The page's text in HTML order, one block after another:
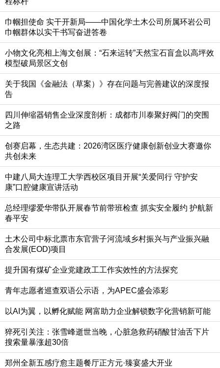
巾帼担使命 实干开新局——中国化学土木公司所属环岩公司
巾帼群体以实干书写奋进答卷
小物文化亮相上海文创展：“石来运转”天然宝石盲盒以高坪效
模型破局景区文创
关于我国《金融法（草案）》存在问题与完善建议的深度报
告
四川伸缩器销售企业深度剖析：成都市川泰聚好阀门的突围
之路
创赛启幕，生态共建：2026湾区医疗健康创新创业大赛邀你
共创未来
中建八局大连理工大学西校区项目开展“关爱同行 守护安
康”口腔健康宣讲活动
总经理缪爱华带队开展春节前带班检查 抓实安全履约 护航新
春平安
土木公司中标北票市东官营子河流域乡村振兴与产业振兴融
合发展(EOD)项目
提升国有煤矿企业党建政工工作实效性的方法探究
青年志愿者巡查双语公示语，为APEC盛会添彩
以AI为翼，以孵化赋能 网富助力企业解锁数字化营销新可能
猝死引关注：张雪峰逝世当晚，心脏急救药硝酸甘油舌下片
搜索量暴涨超30倍
郑州全新五感疗愈主题餐厅正方元·臻宴盛大开业